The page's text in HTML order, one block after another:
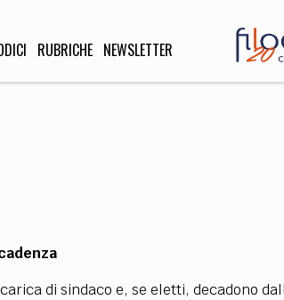
RUBRICHE NEWSLETTER
E FILOSOFIA
di sindaco e, se eletti, decadono